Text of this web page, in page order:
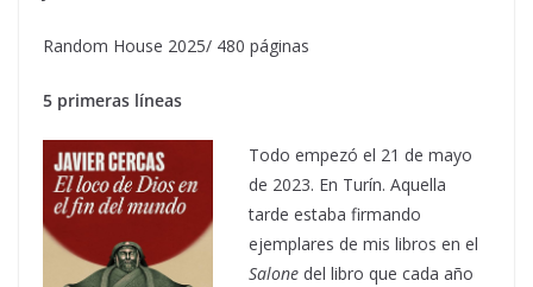
Random House 2025/ 480 páginas
5 primeras líneas
Todo empezó el 21 de mayo
de 2023. En Turín. Aquella
tarde estaba firmando
ejemplares de mis libros en el
Salone del libro que cada año